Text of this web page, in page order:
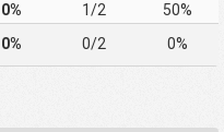
0% 1/2 50%
0% 0/2 0%